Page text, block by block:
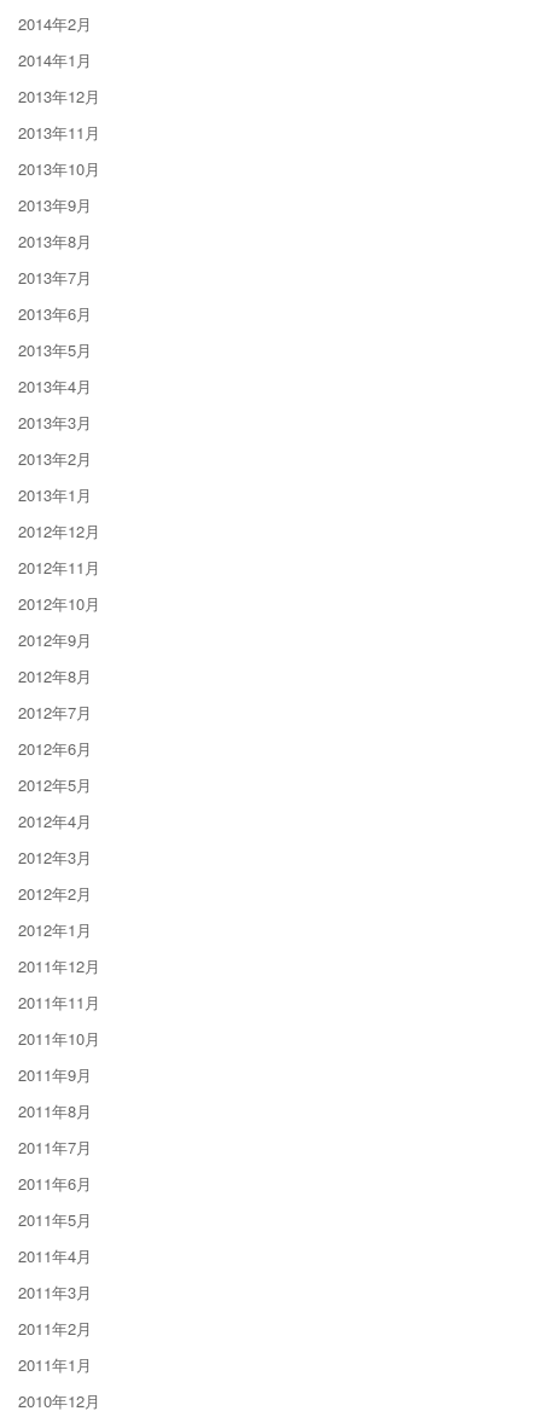
2014年2月
2014年1月
2013年12月
2013年11月
2013年10月
2013年9月
2013年8月
2013年7月
2013年6月
2013年5月
2013年4月
2013年3月
2013年2月
2013年1月
2012年12月
2012年11月
2012年10月
2012年9月
2012年8月
2012年7月
2012年6月
2012年5月
2012年4月
2012年3月
2012年2月
2012年1月
2011年12月
2011年11月
2011年10月
2011年9月
2011年8月
2011年7月
2011年6月
2011年5月
2011年4月
2011年3月
2011年2月
2011年1月
2010年12月